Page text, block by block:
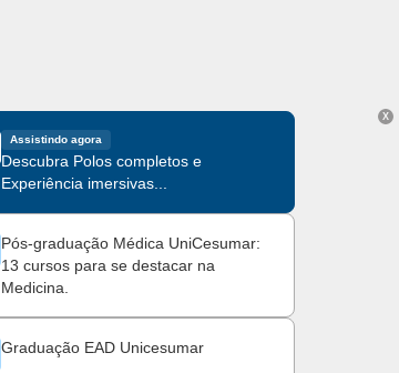
Assistindo agora
Descubra Polos completos e
Experiência imersivas...
Pós-graduação Médica UniCesumar:
13 cursos para se destacar na
Medicina.
Graduação EAD Unicesumar
X